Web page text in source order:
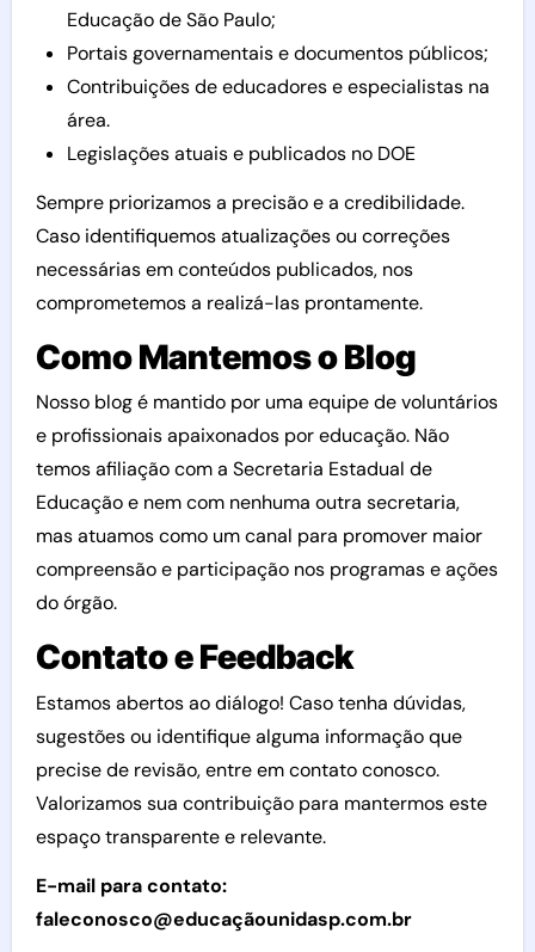
Educação de São Paulo;
Portais governamentais e documentos públicos;
Contribuições de educadores e especialistas na
área.
Legislações atuais e publicados no DOE
Sempre priorizamos a precisão e a credibilidade.
Caso identifiquemos atualizações ou correções
necessárias em conteúdos publicados, nos
comprometemos a realizá-las prontamente.
Como Mantemos o Blog
Nosso blog é mantido por uma equipe de voluntários
e profissionais apaixonados por educação. Não
temos afiliação com a Secretaria Estadual de
Educação e nem com nenhuma outra secretaria,
mas atuamos como um canal para promover maior
compreensão e participação nos programas e ações
do órgão.
Contato e Feedback
Estamos abertos ao diálogo! Caso tenha dúvidas,
sugestões ou identifique alguma informação que
precise de revisão, entre em contato conosco.
Valorizamos sua contribuição para mantermos este
espaço transparente e relevante.
E-mail para contato:
faleconosco@educaçãounidasp.com.br